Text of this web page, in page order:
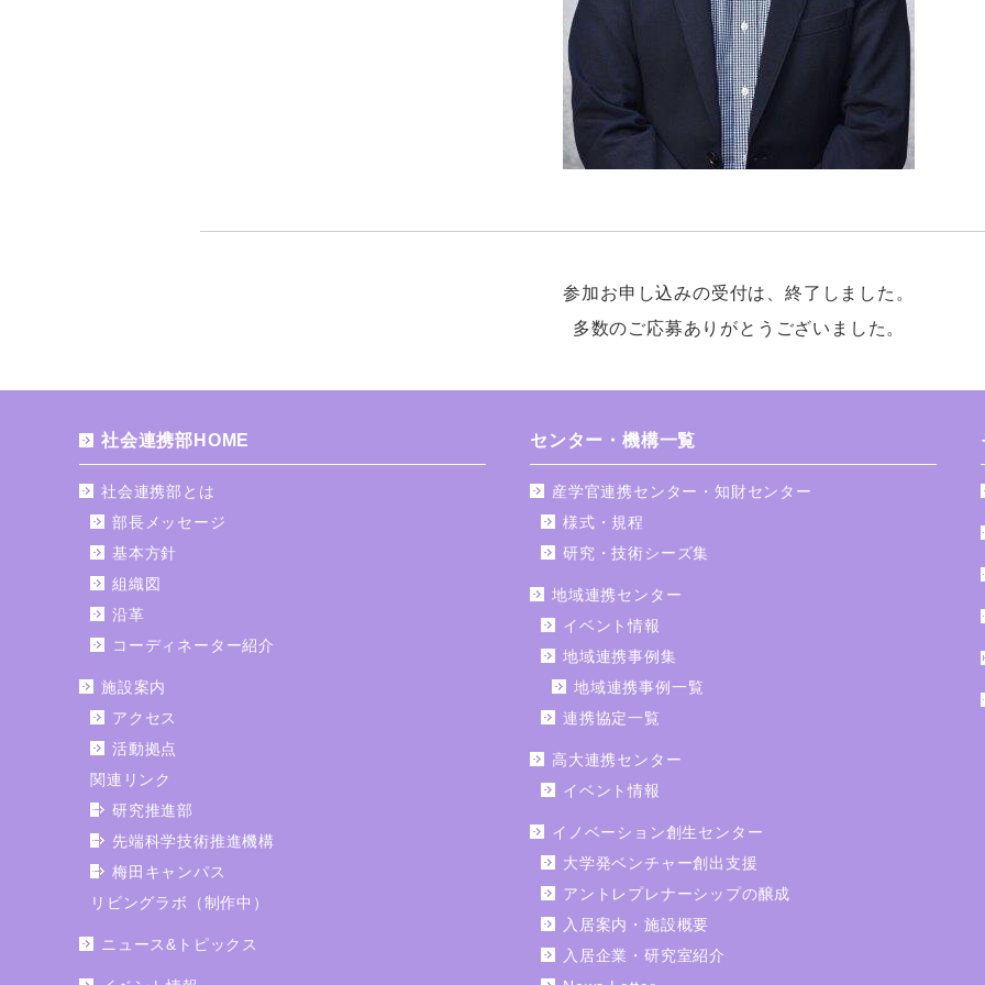
参加お申し込みの受付は、終了しました。
多数のご応募ありがとうございました。
社会連携部HOME
社会連携部とは
部長メッセージ
基本方針
組織図
沿革
コーディネーター紹介
施設案内
アクセス
活動拠点
関連リンク
研究推進部
先端科学技術推進機構
梅田キャンパス
リビングラボ（制作中）
ニュース&トピックス
センター・機構一覧
産学官連携センター・知財センター
様式・規程
研究・技術シーズ集
地域連携センター
イベント情報
地域連携事例集
地域連携事例一覧
連携協定一覧
高大連携センター
イベント情報
イノベーション創生センター
大学発ベンチャー創出支援
アントレプレナーシップの醸成
入居案内・施設概要
入居企業・研究室紹介